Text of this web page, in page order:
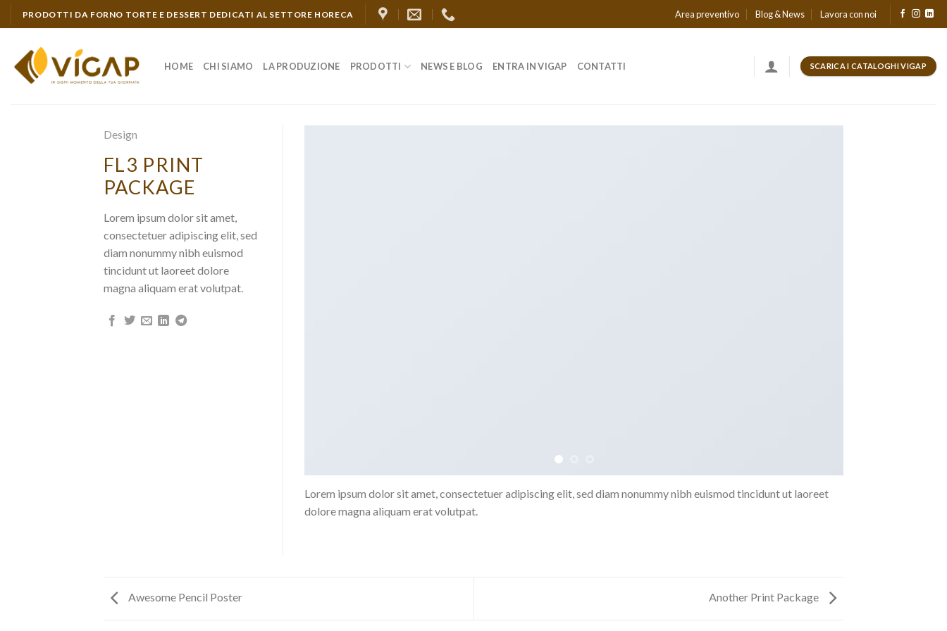
Skip
to
PRODOTTI DA FORNO TORTE E DESSERT DEDICATI AL SETTORE HORECA Area preventivo Blog & News Lavora con noi
HOME CHI SIAMO LA PRODUZIONE PRODOTTI NEWS E BLOG ENTRA IN VIGAP CONTATTI SCARICA I CATALOGHI VIGAP
Design
FL3 PRINT
PACKAGE
Lorem ipsum dolor sit amet,
consectetuer adipiscing elit, sed
diam nonummy nibh euismod
tincidunt ut laoreet dolore
magna aliquam erat volutpat.
Lorem ipsum dolor sit amet, consectetuer adipiscing elit, sed diam nonummy nibh euismod tincidunt ut laoreet
dolore magna aliquam erat volutpat.
Awesome Pencil Poster Another Print Package